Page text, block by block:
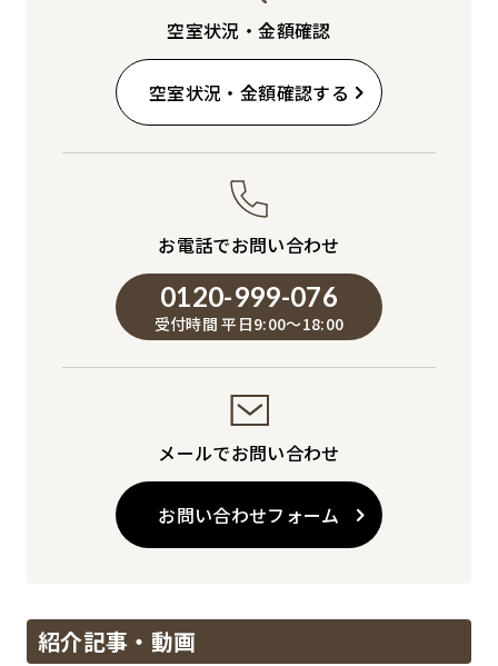
空室状況・金額確認
空室状況・金額確認する
お電話でお問い合わせ
0120-999-076
受付時間 平日9:00～18:00
メールでお問い合わせ
お問い合わせフォーム
紹介記事・動画